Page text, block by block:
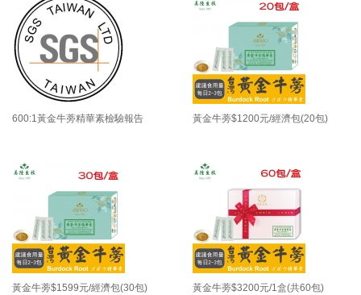
600:1黃金牛蒡精華素檢驗報告 黃金牛蒡$1200元/經濟包(20包)
黃金牛蒡$1599元/經濟包(30包) 黃金牛蒡$3200元/1盒(共60包)